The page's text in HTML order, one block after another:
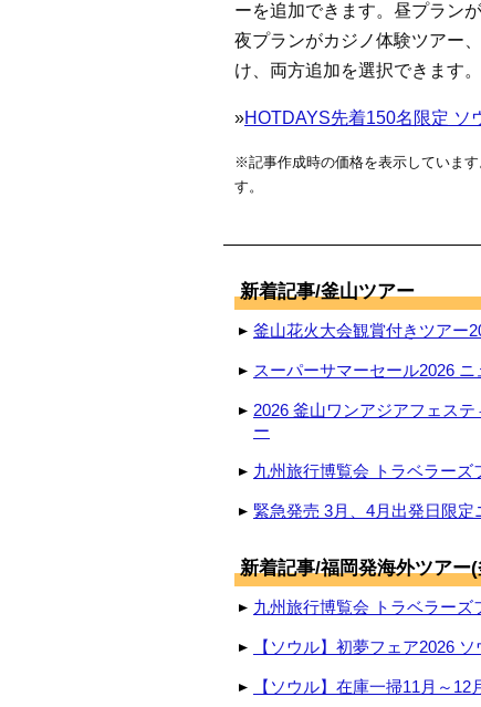
ーを追加できます。昼プラン
夜プランがカジノ体験ツアー
け、両方追加を選択できます。
»HOTDAYS先着150名限定 ソ
※記事作成時の価格を表示していま
す。
新着記事/釜山ツアー
釜山花火大会観賞付きツアー
スーパーサマーセール2026
2026 釜山ワンアジアフェス
ー
九州旅行博覧会 トラベラーズ
緊急発売 3月、4月出発日限
新着記事/福岡発海外ツアー
九州旅行博覧会 トラベラーズ
【ソウル】初夢フェア2026
【ソウル】在庫一掃11月～